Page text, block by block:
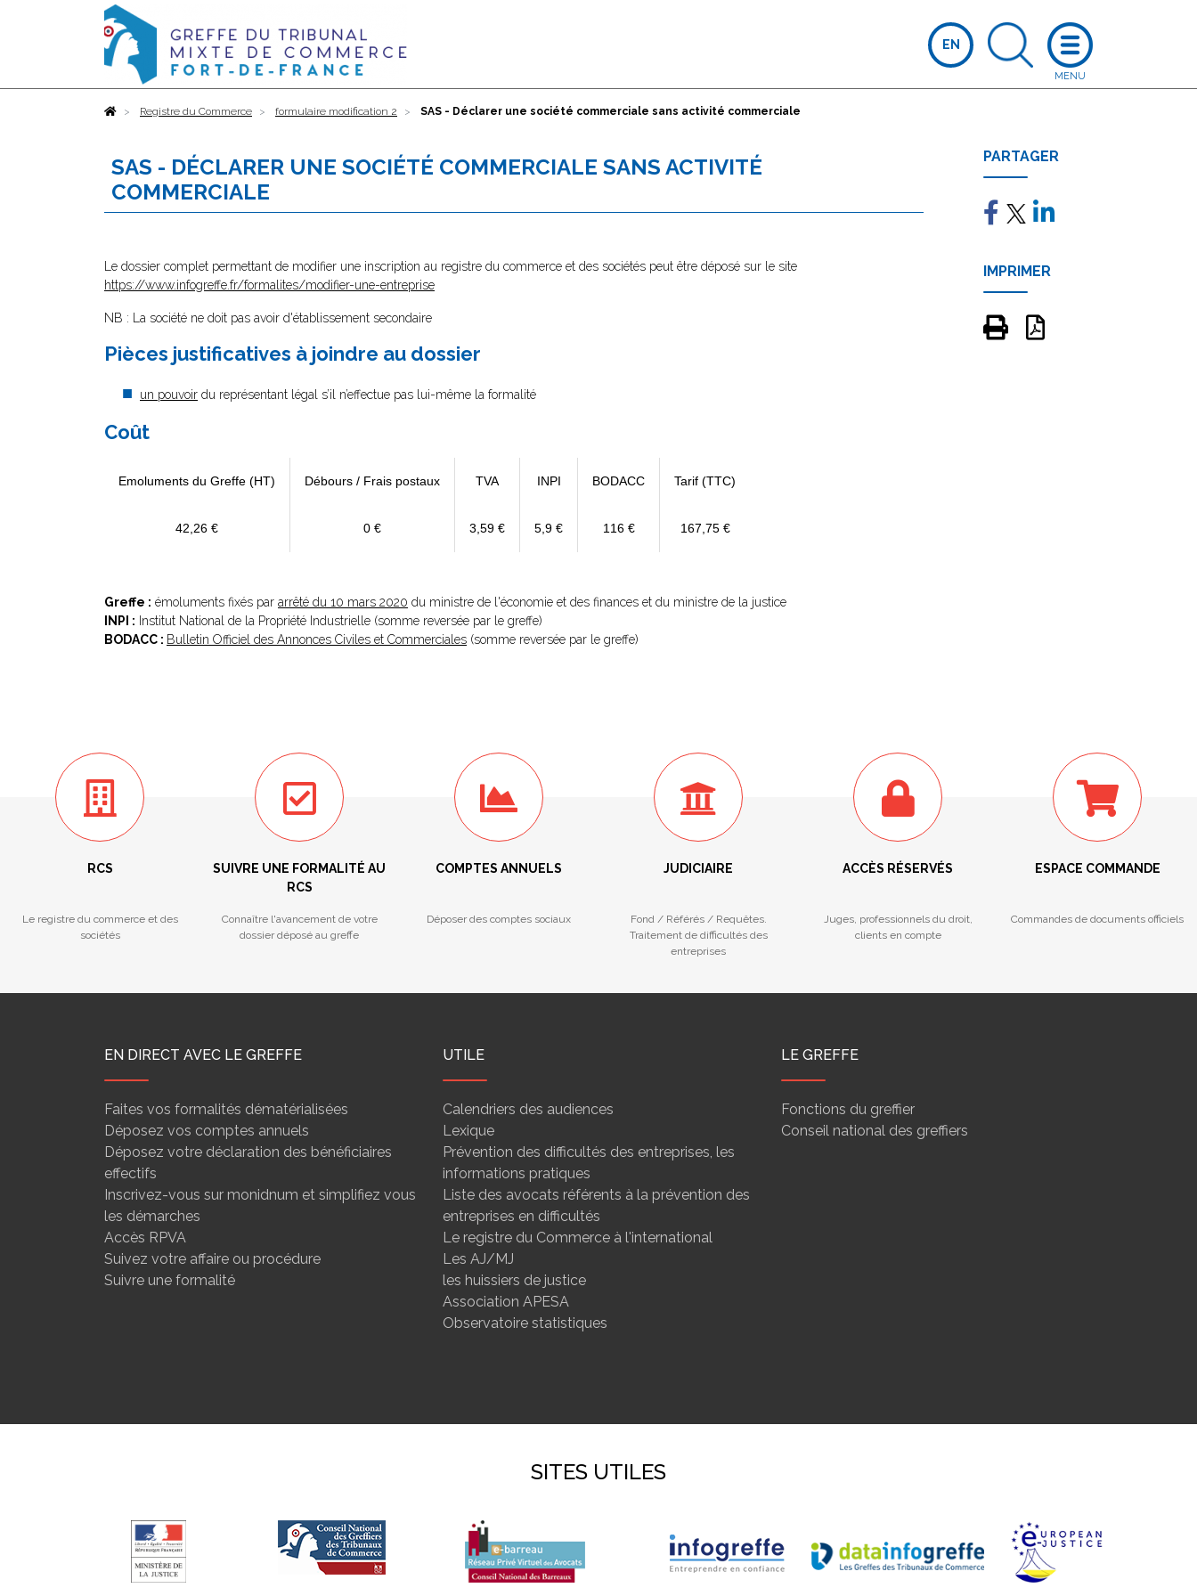
EN
AccueilRegistre du Commerce formulaire modification 2 SAS - Déclarer une société commerciale sans activité commerciale
SAS - DÉCLARER UNE SOCIÉTÉ COMMERCIALE SANS ACTIVITÉ
COMMERCIALE
Le dossier complet permettant de modifier une inscription au registre du commerce et des sociétés peut être déposé sur le site
https://www.infogreffe.fr/formalites/modifier-une-entreprise
NB : La société ne doit pas avoir d'établissement secondaire
Pièces justificatives à joindre au dossier
un pouvoir du représentant légal s’il n’effectue pas lui-même la formalité
Coût
Emoluments du Greffe (HT) Débours / Frais postaux TVA INPI BODACC Tarif (TTC)
42,26 € 0 € 3,59 € 5,9 € 116 € 167,75 €
Greffe : émoluments fixés par arrêté du 10 mars 2020 du ministre de l'économie et des finances et du ministre de la justice
INPI : Institut National de la Propriété Industrielle (somme reversée par le greffe)
BODACC : Bulletin Officiel des Annonces Civiles et Commerciales (somme reversée par le greffe)
PARTAGER
IMPRIMER
RCS
Le registre du commerce et des
sociétés
SUIVRE UNE FORMALITÉ AU
RCS
Connaître l'avancement de votre
dossier déposé au greffe
COMPTES ANNUELS
Déposer des comptes sociaux
JUDICIAIRE
Fond / Référés / Requêtes.
Traitement de difficultés des
entreprises
ACCÈS RÉSERVÉS
Juges, professionnels du droit,
clients en compte
ESPACE COMMANDE
Commandes de documents officiels
EN DIRECT AVEC LE GREFFE
Faites vos formalités dématérialisées
Déposez vos comptes annuels
Déposez votre déclaration des bénéficiaires
effectifs
Inscrivez-vous sur monidnum et simplifiez vous
les démarches
Accès RPVA
Suivez votre affaire ou procédure
Suivre une formalité
UTILE
Calendriers des audiences
Lexique
Prévention des difficultés des entreprises, les
informations pratiques
Liste des avocats référents à la prévention des
entreprises en difficultés
Le registre du Commerce à l'international
Les AJ/MJ
les huissiers de justice
Association APESA
Observatoire statistiques
LE GREFFE
Fonctions du greffier
Conseil national des greffiers
SITES UTILES